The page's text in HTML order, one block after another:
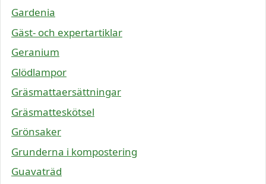
Gardenia
Gäst- och expertartiklar
Geranium
Glödlampor
Gräsmattaersättningar
Gräsmatteskötsel
Grönsaker
Grunderna i kompostering
Guavaträd